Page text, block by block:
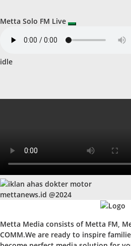
Metta Solo FM Live
idle
mettanews.id @2024
Metta Media consists of Metta FM,
COMM.We are ready to inspire